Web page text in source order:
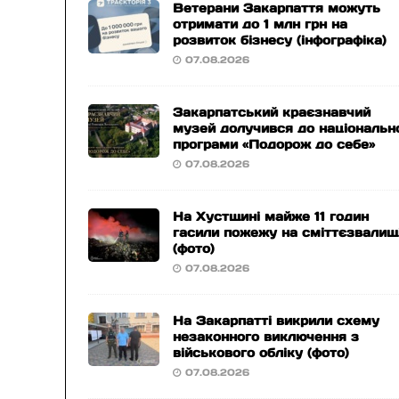
Ветерани Закарпаття можуть
отримати до 1 млн грн на
розвиток бізнесу (інфографіка)
07.08.2026
Закарпатський краєзнавчий
музей долучився до
програми «Подорож до себе»
07.08.2026
На Хустщині майже 11 годин
гасили пожежу на
(фото)
07.08.2026
На Закарпатті викрили схему
незаконного виключення з
військового обліку (фото)
07.08.2026